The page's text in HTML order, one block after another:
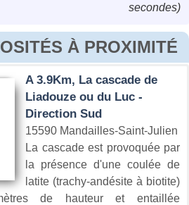
secondes)
À PROXIMITÉ
A 3.9Km, La cascade de
Liadouze ou du Luc -
Direction Sud
15590 Mandailles-Saint-Julien
La cascade est provoquée par
la présence d'une coulée de
latite (trachy-andésite à biotite)
de hauteur et entaillée